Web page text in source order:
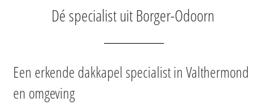
Dé specialist uit Borger-Odoorn
Een erkende dakkapel specialist in Valthermond
en omgeving